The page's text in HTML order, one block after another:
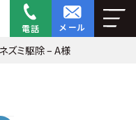
電話 メール
ズミ駆除 – A様